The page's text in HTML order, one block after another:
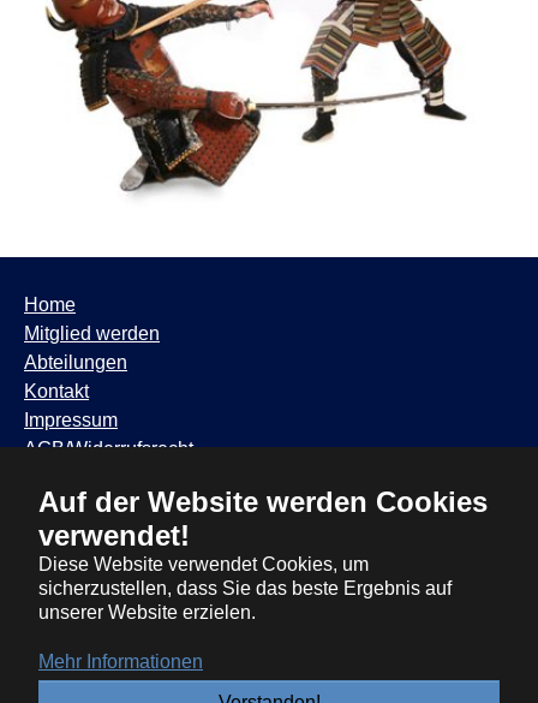
Auf der Website werden Cookies
verwendet!
Diese Website verwendet Cookies, um
sicherzustellen, dass Sie das beste Ergebnis auf
unserer Website erzielen.
Mehr Informationen
Home
Mitglied werden
Abteilungen
Kontakt
Impressum
AGB/Widerrufsrecht
TSV Trudering ∙ Feldbergstr. 65 ∙ 81825 München ∙ Tel:
089 / 6881317∙ info@tsvtrudering.de